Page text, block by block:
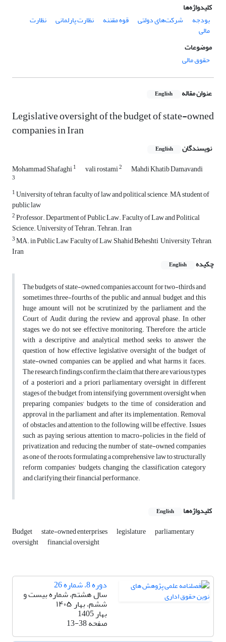
کلیدواژه‌ها
بودجه
شرکت‌های دولتی قوه مقننه نظارت پارلمانی نظارت
مالی
موضوعات
حقوق مالی
عنوان مقاله English
Legislative oversight of the budget of state-owned
companies in Iran
نویسندگان English
Mohammad Shafaghi1 vali rostami2 Mahdi Khatib Damavandi
3
1University of tehran, faculty of law and political science , MA student of
public law
2Professor. Department of Public Law. Faculty of Law and Political
Science. University of Tehran. Tehran. Iran
3MA. in Public Law, Faculty of Law, Shahid Beheshti University, Tehran,
Iran
چکیده
English
The budgets of state-owned companies account for two-thirds and
sometimes three-fourths of the public and annual budget, and this
huge amount will not be scrutinized by the parliament and the
Court of Audit during the review and approval phase. In other
stages, we do not see effective monitoring. Therefore, the article
with a descriptive and analytical method seeks to answer the
question of how effective legislative oversight of the budget of
state-owned companies can be applied and what harms it faces.
The research findings confirm the claim that there are various types
of a posteriori and a priori parliamentary oversight in different
stages of the budget, from intensifying government oversight when
preparing companies' budgets to the time of consideration and
approval in the parliament and after its implementation. Removal
of obstacles and attention to the following will be effective. Issues
such as paying serious attention to macro-policies in the field of
privatization and reducing the number of state-owned companies
as one of the roots, formulating a comprehensive law to structurally
reform companies' budgets, changing the classification category
and clarifying their financial performance.
کلیدواژه‌ها English
Budget state-owned enterprises legislature parliamentary
oversight financial oversight
دوره 8، شماره 26
سال هشتم، شماره بیست و
ششم، بهار ۱۴۰۵
بهار 1405
صفحه13-38